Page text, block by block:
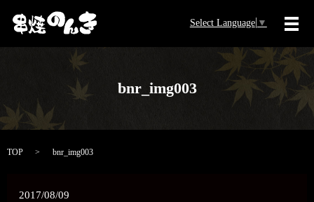
Select Language ▼
メ
bnr_img003
TOP bnr_img003
2017/08/09